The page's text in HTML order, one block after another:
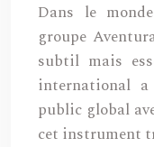
Dans le
groupe
subtil mais
international
public global
cet instrument